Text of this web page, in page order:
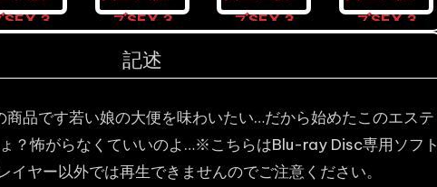
記述
品です若い娘の大便を味わいたい…だから始めたこのエステ
？怖がらなくていいのよ…※こちらはBlu-ray Disc専用ソフト
イヤー以外では再生できませんのでご注意ください。